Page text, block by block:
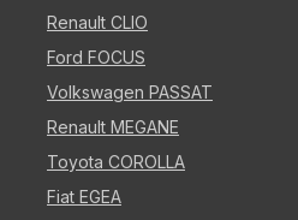
Renault CLIO
Ford FOCUS
Volkswagen PASSAT
Renault MEGANE
Toyota COROLLA
Fiat EGEA